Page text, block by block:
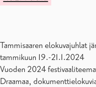
Tammisaaren elokuvajuhlat
tammikuun 19.-21.1.2024
Vuoden 2024
Draamaa,